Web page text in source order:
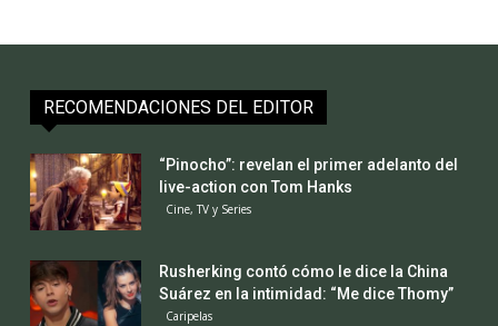
RECOMENDACIONES DEL EDITOR
“Pinocho”: revelan el primer adelanto del
live-action con Tom Hanks
Cine, TV y Series
Rusherking contó cómo le dice la China
Suárez en la intimidad: “Me dice Thomy”
Caripelas